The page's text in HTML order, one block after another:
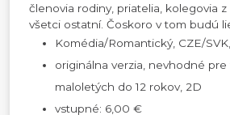
členovia rodiny, priatelia, kolegovia
všetci ostatní. Čoskoro v tom budú
Komédia/Romantický, CZE/
originálna verzia, nevhodné
maloletých do 12 rokov, 2D
vstupné: 6,00 €